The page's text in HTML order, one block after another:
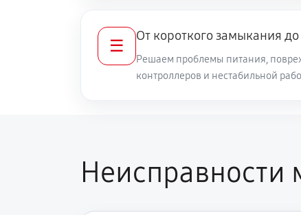
☰
От короткого замыкания до
Решаем проблемы питания,
контроллеров и нестабильной
Неисправности